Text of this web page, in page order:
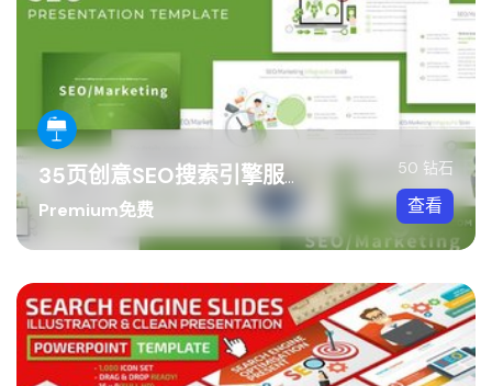
35页创意SEO搜索引擎服务行业keynote图形素材 包含11种主题配色
Premium免费
50 钻石
查看